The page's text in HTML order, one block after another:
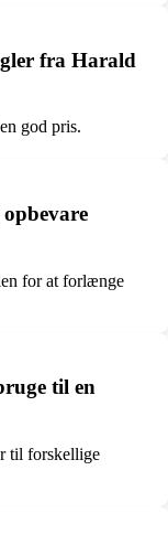
fra Harald
god pris.
for at forlænge
til en
til forskellige